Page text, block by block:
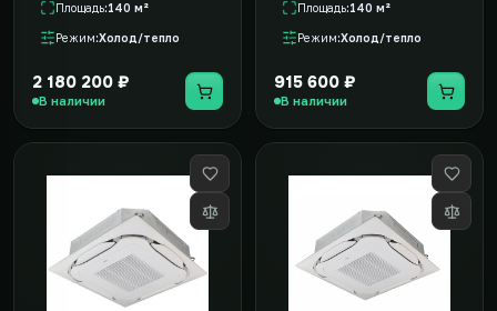
Площадь 140 м²
Режим Холод/тепло
2 180 200 ₽
В наличии
Площадь 140 м²
Режим Холод/тепло
915 600 ₽
В наличии